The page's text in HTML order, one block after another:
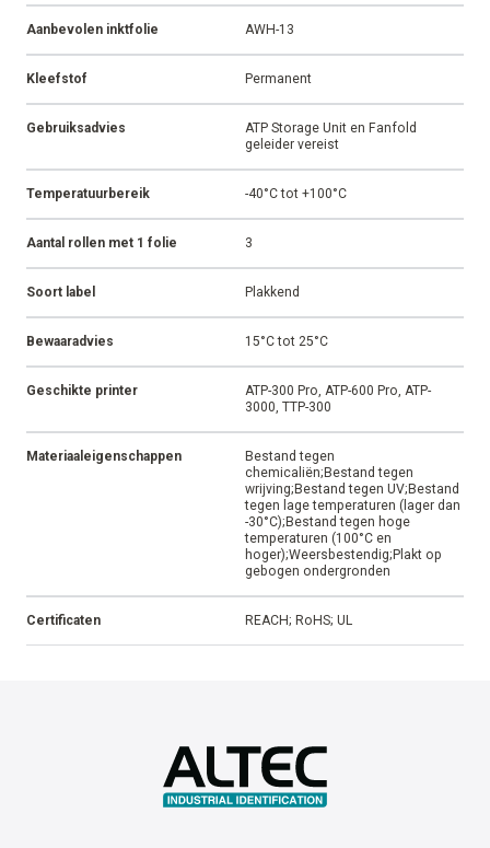
Aanbevolen inktfolie AWH-13
Kleefstof Permanent
Gebruiksadvies
ATP Storage Unit en Fanfold
geleider vereist
Temperatuurbereik -40°C tot +100°C
Aantal rollen met 1 folie 3
Soort label Plakkend
Bewaaradvies 15°C tot 25°C
Geschikte printer
ATP-300 Pro, ATP-600 Pro, ATP-
3000, TTP-300
Materiaaleigenschappen
Bestand tegen
chemicaliën;Bestand tegen
wrijving;Bestand tegen UV;Bestand
tegen lage temperaturen (lager dan
-30°C);Bestand tegen hoge
temperaturen (100°C en
hoger);Weersbestendig;Plakt op
gebogen ondergronden
Certificaten REACH; RoHS; UL